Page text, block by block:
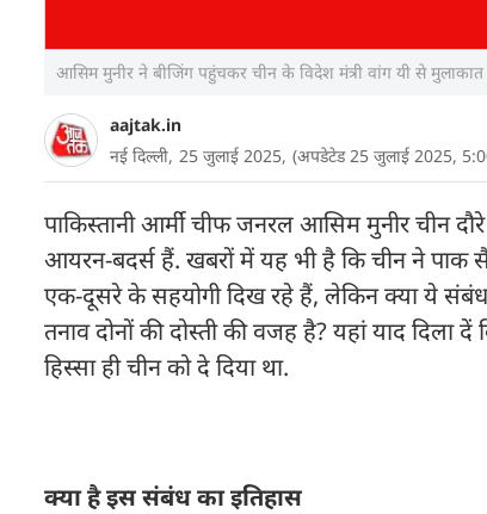
आसिम मुनीर ने बीजिंग पहुंचकर चीन के विदेश मंत्री वांग यी से
aajtak.in
नई दिल्ली, 25 जुलाई 2025, (अपडेटेड 25 जुलाई 2025,
पाकिस्तानी आर्मी चीफ जनरल आसिम मुनीर चीन
आयरन-बदर्स हैं. खबरों में यह भी है कि चीन ने पाक
एक-दूसरे के सहयोगी दिख रहे हैं, लेकिन क्या ये
तनाव दोनों की दोस्ती की वजह है? यहां याद
हिस्सा ही चीन को दे दिया था.
क्या है इस संबंध का इतिहास